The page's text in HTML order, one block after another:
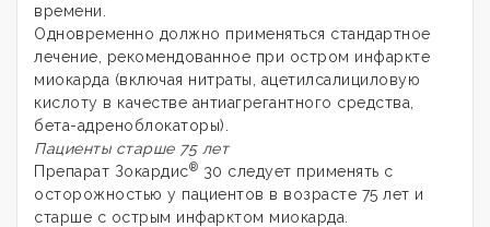
времени.
Одновременно должно применяться стандартное
лечение, рекомендованное при остром инфаркте
миокарда (включая нитраты, ацетилсалициловую
кислоту в качестве антиагрегантного средства,
бета-адреноблокаторы).
Пациенты старше 75 лет
Препарат Зокардис® 30 следует применять с
осторожностью у пациентов в возрасте 75 лет и
старше с острым инфарктом миокарда.